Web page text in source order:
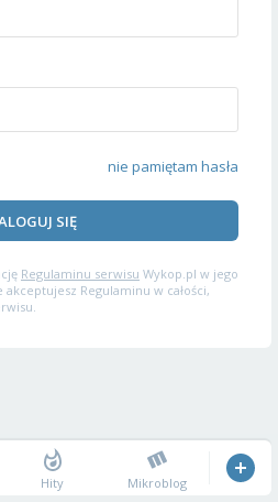
nie pamiętam hasła
SIĘ
Regulaminu serwisu Wykop.pl w jego
Regulaminu w całości,
Hity Mikroblog